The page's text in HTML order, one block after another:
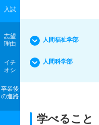
入試
志望
理由
イチ
オシ
卒業後
の進路
人間福祉学部
人間科学部
学べること